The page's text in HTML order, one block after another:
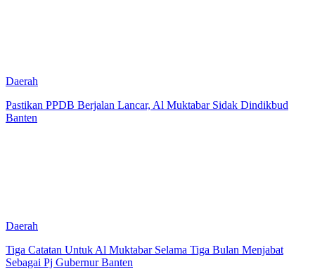
Daerah
Pastikan PPDB Berjalan Lancar, Al Muktabar Sidak Dindikbud
Banten
Daerah
Tiga Catatan Untuk Al Muktabar Selama Tiga Bulan Menjabat
Sebagai Pj Gubernur Banten